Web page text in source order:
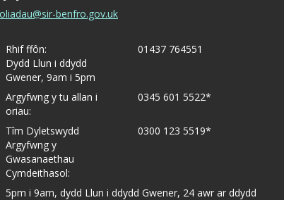
benfro.gov.uk
Rhif ffôn:
Dydd Llun i ddydd
Gwener, 9am i 5pm
01437 764551
Argyfwng y tu allan i
oriau:
0345 601 5522*
Tîm Dyletswydd
Argyfwng y
Gwasanaethau
Cymdeithasol:
0300 123 5519*
5pm i 9am, dydd Llun i ddydd Gwener, 24 awr ar ddydd